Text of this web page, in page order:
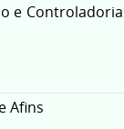
e
Afins